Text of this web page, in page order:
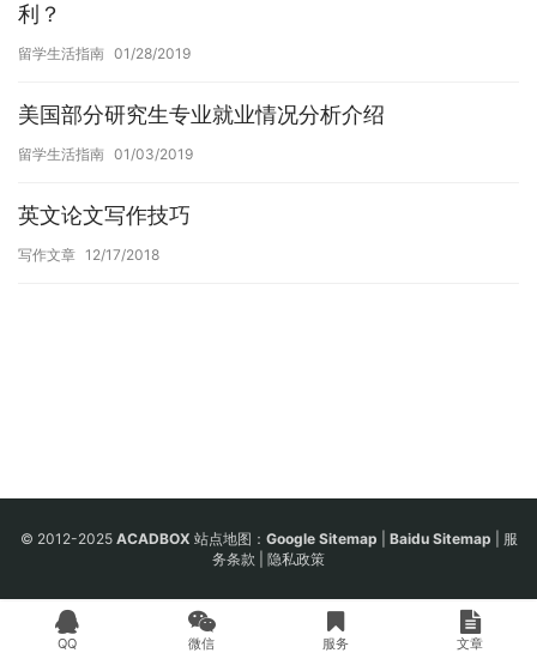
利？
留学生活指南 01/28/2019
美国部分研究生专业就业情况分析介绍
留学生活指南 01/03/2019
英文论文写作技巧
写作文章 12/17/2018
© 2012-2025 ACADBOX 站点地图： Google Sitemap Baidu Sitemap
服
务条款
隐私政策
QQ 微信 服务 文章